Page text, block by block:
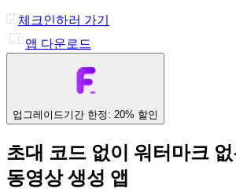
체크인하러 가기
앱 다운로드
업그레이드기간 한정: 20% 할인
초대 코드 없이 워터마크
동영상 생성 앱